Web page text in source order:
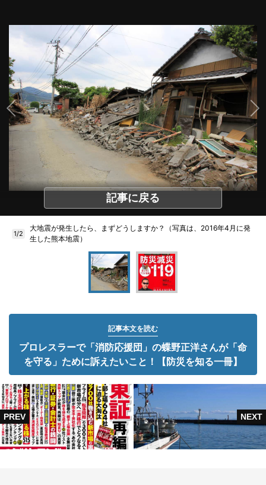
記事に戻る
1/2
大地震が発生したら、まずどうしますか？（写真は、2016年4月に発
生した熊本地震）
記事本文を読む
プロレスラーで「消防応援団」の蝶野正洋さんが「命
を守る」ために訴えたいこと！【防災を知る一冊】